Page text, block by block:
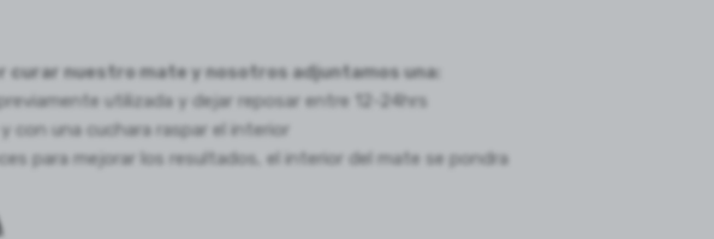
nuestro mate y nosotros adjuntamos una:
utilizada y dejar reposar entre 12-24hrs
con una cuchara raspar el interior
para mejorar los resultados, el interior del mate se pondra